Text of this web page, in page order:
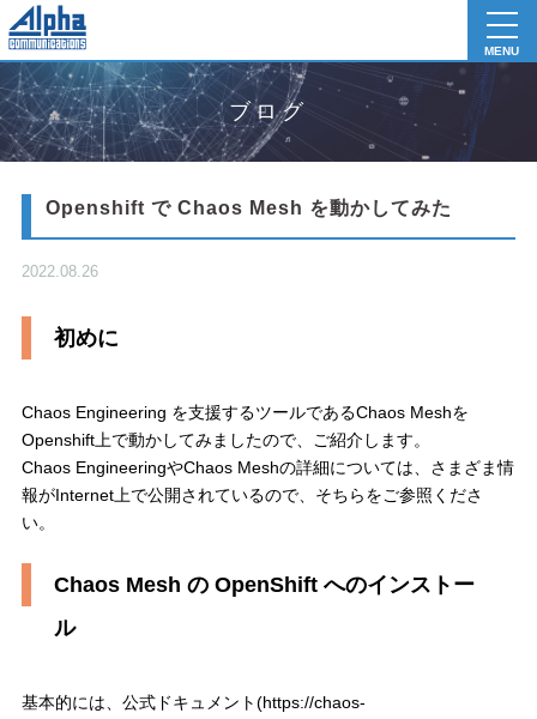
MENU
ブログ
Openshift で Chaos Mesh を動かしてみた
2022.08.26
初めに
Chaos Engineering を支援するツールであるChaos Meshを
Openshift上で動かしてみましたので、ご紹介します。
Chaos EngineeringやChaos Meshの詳細については、さまざま情
報がInternet上で公開されているので、そちらをご参照くださ
い。
Chaos Mesh の OpenShift へのインストー
ル
基本的には、公式ドキュメント(https://chaos-